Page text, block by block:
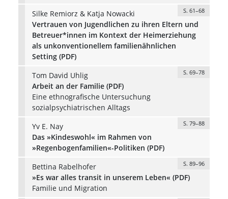
Silke Remiorz & Katja Nowacki
S. 61–68
Vertrauen von Jugendlichen zu ihren Eltern und
Betreuer*innen im Kontext der Heimerziehung
als unkonventionellem familienähnlichen
Setting (PDF)
Tom David Uhlig
S. 69–78
Arbeit an der Familie (PDF)
Eine ethnografische Untersuchung
sozialpsychiatrischen Alltags
Yv E. Nay
S. 79–88
Das »Kindeswohl« im Rahmen von
»Regenbogenfamilien«-Politiken (PDF)
Bettina Rabelhofer
S. 89–96
»Es war alles transit in unserem Leben« (PDF)
Familie und Migration